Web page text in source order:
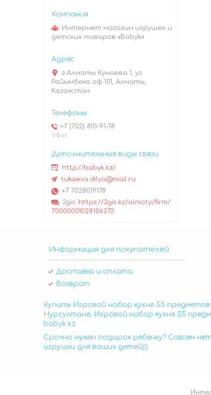
Интернет магазин игрушек и
детских товаров «Babyk»
г.Алматы Кунаева 1, уг
Райымбека оф.101, Алматы,
Казахстан
+7 (702) 801-91-78
офис
http://babyk.kz/
tukaeva.dilya@mail.ru
+7 7028019178
2gis https://2gis.kz/almaty/firm/
70000001028106273
Информация для покупателей
Доставка и оплата
Возврат
Купить Игровой набор кухня 55
Нурсултане, Игровой набор кухня 55
babyk.kz
Срочно нужен подарок ребенку? Совсем
игрушки для ваших детей)))